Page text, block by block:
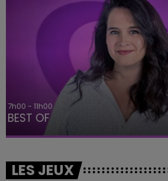
11h00 - 16h00
Le week-end Champagne
LES JEUX